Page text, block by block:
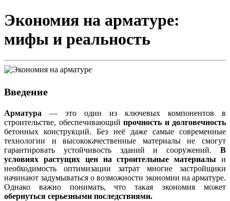
Экономия на арматуре:
мифы и реальность
Введение
Арматура — это один из ключевых компонентов в
строительстве, обеспечивающий прочность и долговечность
бетонных конструкций. Без неё даже самые современные
технологии и высококачественные материалы не смогут
гарантировать устойчивость зданий и сооружений. В
условиях растущих цен на строительные материалы и
необходимость оптимизации затрат многие застройщики
начинают задумываться о возможности экономии на арматуре.
Однако важно понимать, что такая экономия может
обернуться серьезными последствиями.